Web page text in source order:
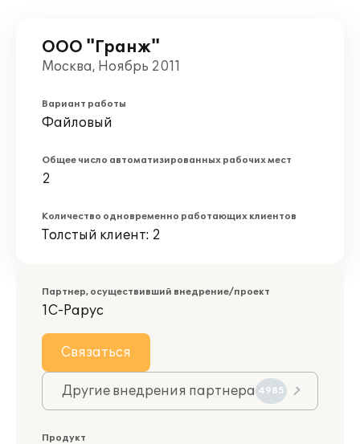
ООО "Гранж"
Москва, Ноябрь 2011
Вариант работы
Файловый
Общее число автоматизированных рабочих мест
2
Количество одновременно работающих клиентов
Толстый клиент: 2
Партнер, осуществивший внедрение/проект
1С-Рарус
Связаться
Другие внедрения партнера 4985
Продукт